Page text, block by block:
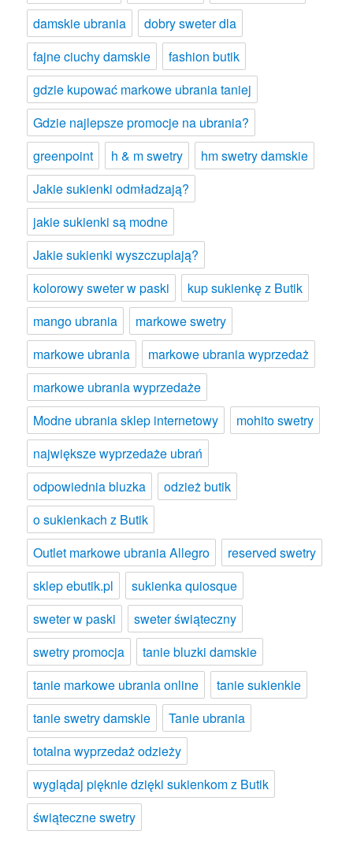
damskie ubrania
dobry sweter dla
fajne ciuchy damskie
fashion butik
gdzie kupować markowe ubrania taniej
Gdzie najlepsze promocje na ubrania?
greenpoint
h & m swetry
hm swetry damskie
Jakie sukienki odmładzają?
jakie sukienki są modne
Jakie sukienki wyszczuplają?
kolorowy sweter w paski
kup sukienkę z Butik
mango ubrania
markowe swetry
markowe ubrania
markowe ubrania wyprzedaż
markowe ubrania wyprzedaże
Modne ubrania sklep internetowy
mohito swetry
największe wyprzedaże ubrań
odpowiednia bluzka
odzież butik
o sukienkach z Butik
Outlet markowe ubrania Allegro
reserved swetry
sklep ebutik.pl
sukienka quiosque
sweter w paski
sweter świąteczny
swetry promocja
tanie bluzki damskie
tanie markowe ubrania online
tanie sukienkie
tanie swetry damskie
Tanie ubrania
totalna wyprzedaż odzieży
wyglądaj pięknie dzięki sukienkom z Butik
świąteczne swetry